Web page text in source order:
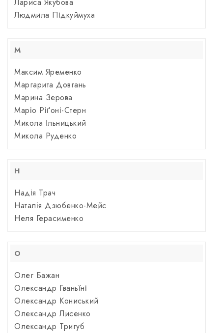
Людмила Підкуймуха
М
Максим Яременко
Маргарита Довгань
Марина Зерова
Маріо Ріґоні-Стерн
Микола Ільницький
Микола Руденко
Н
Надія Трач
Наталія Дзюбенко-Мейс
Неля Герасименко
О
Олег Бажан
Олександр Гваньїні
Олександр Кониський
Олександр Лисенко
Олександр Тригуб